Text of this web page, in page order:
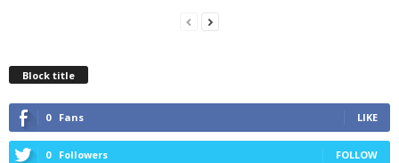
Block title
0 Fans LIKE
0 Followers FOLLOW